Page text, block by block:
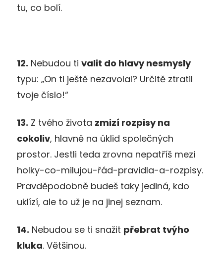
tu, co bolí.
12. Nebudou ti valit do hlavy nesmysly
typu: „On ti ještě nezavolal? Určitě ztratil
tvoje číslo!“
13. Z tvého života zmizí rozpisy na
cokoliv, hlavně na úklid společných
prostor. Jestli teda zrovna nepatříš mezi
holky-co-milujou-řád-pravidla-a-rozpisy.
Pravděpodobně budeš taky jediná, kdo
uklízí, ale to už je na jinej seznam.
14. Nebudou se ti snažit přebrat tvýho
kluka. Většinou.